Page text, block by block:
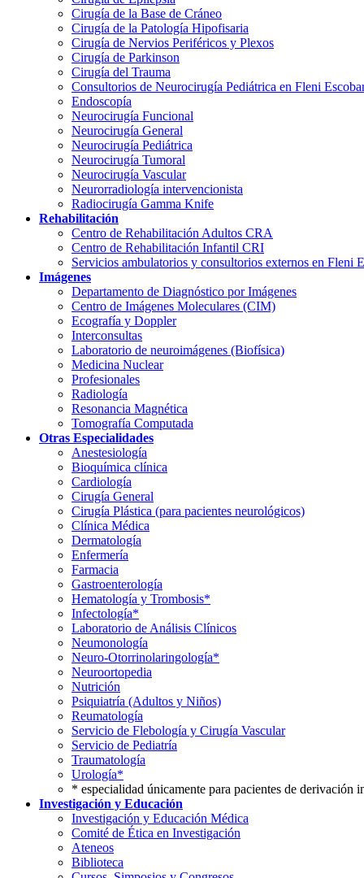
Cirugía de la Base de Cráneo
Cirugía de la Patología Hipofisaria
Cirugía de Nervios Periféricos y Plexos
Cirugía de Parkinson
Cirugía del Trauma
Consultorios de Neurocirugía Pediátrica en Fleni
Endoscopía
Neurocirugía Funcional
Neurocirugía General
Neurocirugía Pediátrica
Neurocirugía Tumoral
Neurocirugía Vascular
Neurorradiología intervencionista
Radiocirugía Gamma Knife
Rehabilitación
Centro de Rehabilitación Adultos CRA
Centro de Rehabilitación Infantil CRI
Servicios ambulatorios y consultorios externos en Fleni
Imágenes
Departamento de Diagnóstico por Imágenes
Centro de Imágenes Moleculares (CIM)
Ecografía y Doppler
Interconsultas
Laboratorio de neuroimágenes (Biofísica)
Medicina Nuclear
Profesionales
Radiología
Resonancia Magnética
Tomografía Computada
Otras Especialidades
Anestesiología
Bioquímica clínica
Cardiología
Cirugía General
Cirugía Plástica (para pacientes neurológicos)
Clínica Médica
Dermatología
Enfermería
Farmacia
Gastroenterología
Hematología y Trombosis*
Infectología*
Laboratorio de Análisis Clínicos
Neumonología
Neuro-Otorrinolaringología*
Neuroortopedia
Nutrición
Psiquiatría (Adultos y Niños)
Reumatología
Servicio de Flebología y Cirugía Vascular
Servicio de Pediatría
Traumatología
Urología*
* especialidad únicamente para pacientes de derivación
Investigación y Educación
Investigación y Educación Médica
Comité de Ética en Investigación
Ateneos
Biblioteca